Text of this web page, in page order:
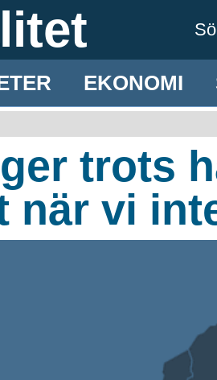
EKONOMI
trots
när vi